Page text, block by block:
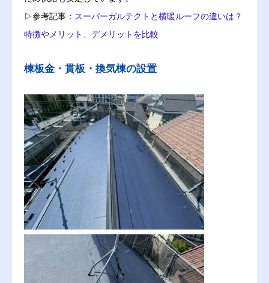
▷参考記事： スーパーガルテクトと横暖ルーフの違いは？
特徴やメリット、デメリットを比較
棟板金・貫板・換気棟の設置